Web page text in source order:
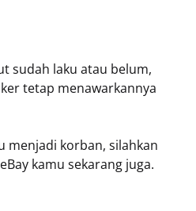
sudah laku atau belum,
tetap menawarkannya
menjadi korban, silahkan
kamu sekarang juga.